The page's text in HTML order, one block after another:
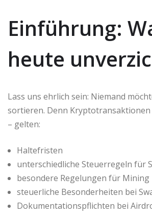
Einführung:
heute
Lass uns ehrlich sein: Niemand
sortieren. Denn Kryptotransaktionen
– gelten:
Haltefristen
unterschiedliche Steuerregeln für
besondere Regelungen für Mining
steuerliche Besonderheiten bei
Dokumentationspflichten bei